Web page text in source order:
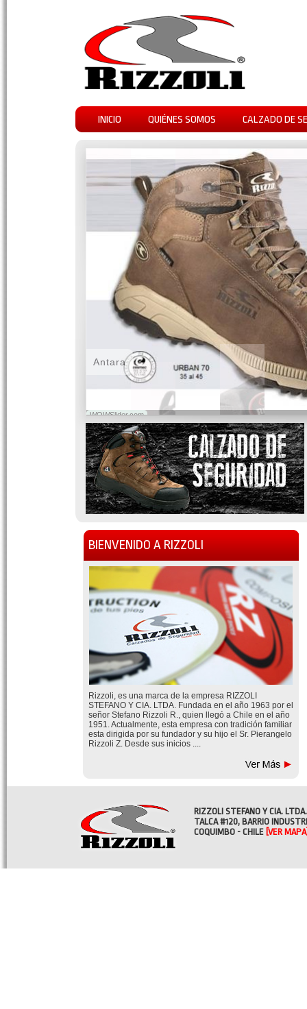
INICIO QUIÉNES SOMOS CALZADO DE
WOWSlider.com
Antara
BIENVENIDO A RIZZOLI
Rizzoli, es una marca de la empresa RIZZOLI
STEFANO Y CIA. LTDA. Fundada en el año 1963 por el
señor Stefano Rizzoli R., quien llegó a Chile en el año
1951. Actualmente, esta empresa con tradición familiar
esta dirigida por su fundador y su hijo el Sr. Pierangelo
Rizzoli Z. Desde sus inicios ....
RIZZOLI STEFANO Y CIA. LTDA.
TALCA #120, BARRIO
COQUIMBO - CHILE [VER